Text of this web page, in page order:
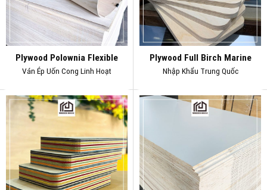
Plywood Polownia Flexible
Ván Ép Uốn Cong Linh Hoạt
Plywood Full Birch Marine
Nhập Khẩu Trung Quốc